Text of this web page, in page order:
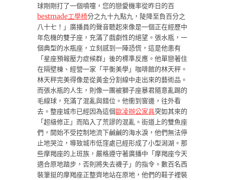
球剛剛打了一個噴嚏，您的戀愛機率從昨日的百
bestmade工學椅分之九十九點九，陡降至負百分之
八十七！」廣播員的聲音聽起來像是一個正在經歷中
年危機的雙子座，充滿了戲劇性的絕望。張水瓶，一
個典型的水瓶座，立刻感到一陣恐慌，這是他患有
「星座預報壓力症候群」後的標準反應。他單戀著住
在隔壁棟、經營一家「平衡美學」咖啡館的林天秤。
林天秤完美得像是從黃金分割線中走出來的藝術品。
而張水瓶的人生，則像一團被獅子座暴君隨意亂踢的
毛線球，充滿了混亂與錯位。他衝到窗邊，往外看
去。整座城市已經因為這個歐凌辦公家具突如其來的
「超級修正」而陷入了荒謬的混亂。街道上的雙魚座
們，開始不受控制地流下鹹鹹的海水淚，他們無法停
止地哭泣，導致城市低窪處已經形成了小型潟湖。那
些摩羯座的上班族，嚴格遵守著廣播中「摩羯座今天
適合原地踏步，否則將失去襪子」的指令。數百名西
裝筆挺的摩羯座正整齊地站在原地，他們的鞋子裡裝